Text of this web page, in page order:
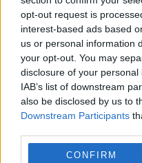
opt-out request is
interest-based ads based
us or personal information
your opt-out. You may
disclosure of your
IAB’s list of downstream
also be disclosed by us to
Downstream Participants
CONFIRM
Metoda prin
restanțe la taxe
ceausescu